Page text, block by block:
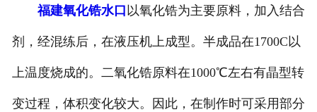
福建氧化锆水口 以氧化锆为主要原料，加入结合
剂，经混练后，在液压机上成型。半成品在1700C以
上温度烧成的。二氧化锆原料在1000℃左右有晶型转
变过程，体积变化较大。因此，在制作时可采用部分